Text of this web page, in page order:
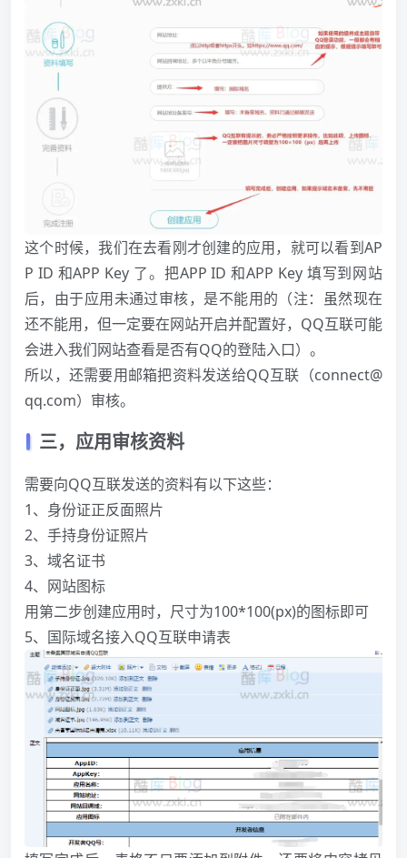
这个时候，我们在去看刚才创建的应用，就可以看到AP
P ID 和APP Key 了。把APP ID 和APP Key 填写到网站
后，由于应用未通过审核，是不能用的（注：虽然现在
还不能用，但一定要在网站开启并配置好，QQ互联可能
会进入我们网站查看是否有QQ的登陆入口）。
所以，还需要用邮箱把资料发送给QQ互联（connect@
qq.com）审核。
三，应用审核资料
需要向QQ互联发送的资料有以下这些：
1、身份证正反面照片
2、手持身份证照片
3、域名证书
4、网站图标
用第二步创建应用时，尺寸为100*100(px)的图标即可
5、国际域名接入QQ互联申请表